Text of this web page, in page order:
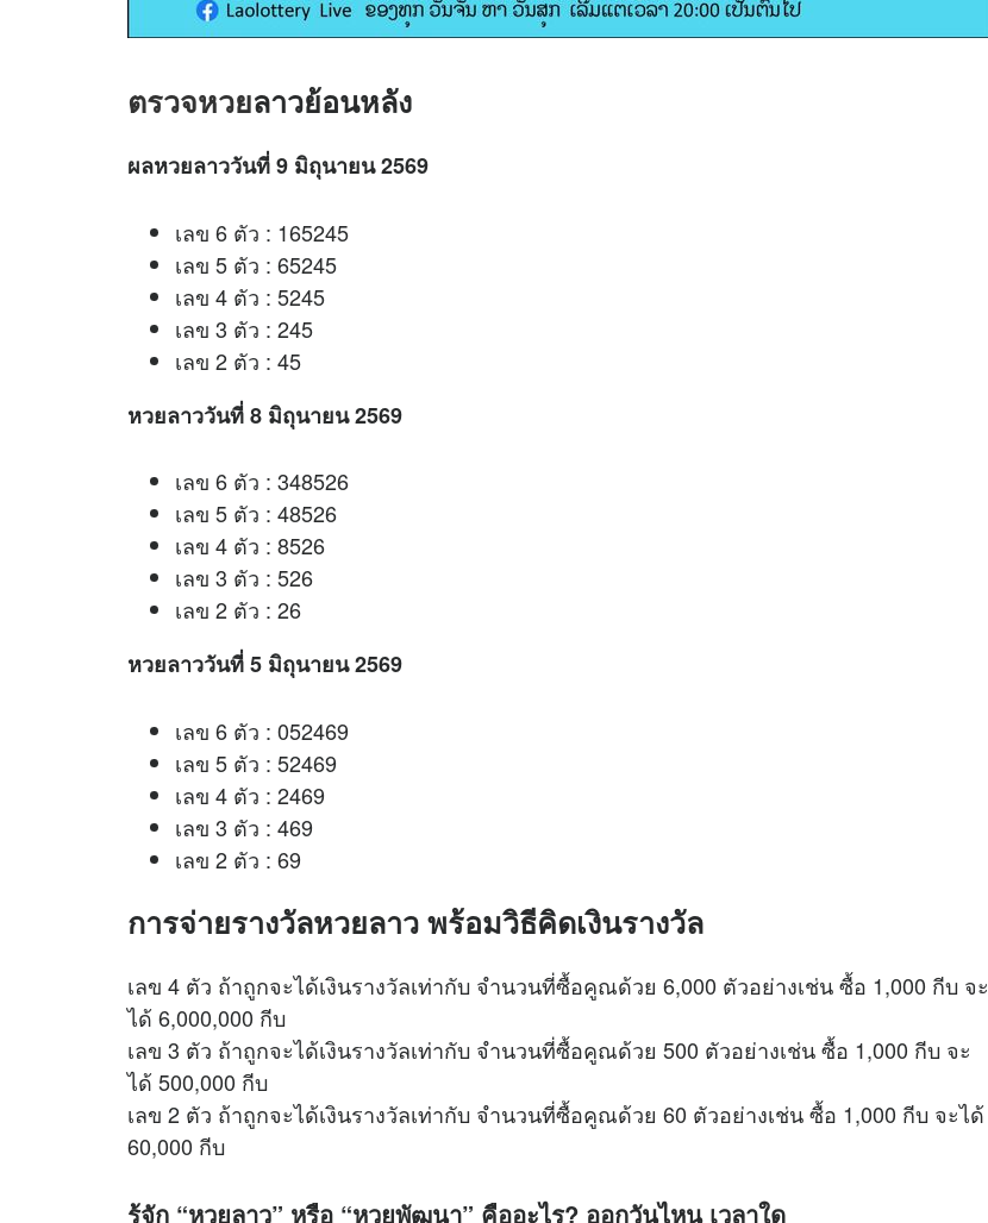
ตรวจหวยลาวย้อนหลัง
ผลหวยลาววันที่ 9 มิถุนายน 2569
เลข 6 ตัว : 165245
เลข 5 ตัว : 65245
เลข 4 ตัว : 5245
เลข 3 ตัว : 245
เลข 2 ตัว : 45
หวยลาววันที่ 8 มิถุนายน 2569
เลข 6 ตัว : 348526
เลข 5 ตัว : 48526
เลข 4 ตัว : 8526
เลข 3 ตัว : 526
เลข 2 ตัว : 26
หวยลาววันที่ 5 มิถุนายน 2569
เลข 6 ตัว : 052469
เลข 5 ตัว : 52469
เลข 4 ตัว : 2469
เลข 3 ตัว : 469
เลข 2 ตัว : 69
การจ่ายรางวัลหวยลาว พร้อมวิธีคิดเงินรางวัล
เลข 4 ตัว ถ้าถูกจะได้เงินรางวัลเท่ากับ จำนวนที่ซื้อคูณด้วย 6,000 ตัวอย่างเช่น ซื้อ 1,000 กีบ จะ
ได้ 6,000,000 กีบ
เลข 3 ตัว ถ้าถูกจะได้เงินรางวัลเท่ากับ จำนวนที่ซื้อคูณด้วย 500 ตัวอย่างเช่น ซื้อ 1,000 กีบ จะ
ได้ 500,000 กีบ
เลข 2 ตัว ถ้าถูกจะได้เงินรางวัลเท่ากับ จำนวนที่ซื้อคูณด้วย 60 ตัวอย่างเช่น ซื้อ 1,000 กีบ จะได้
60,000 กีบ
รู้จัก “หวยลาว” หรือ “หวยพัฒนา” คืออะไร? ออกวันไหน เวลาใด